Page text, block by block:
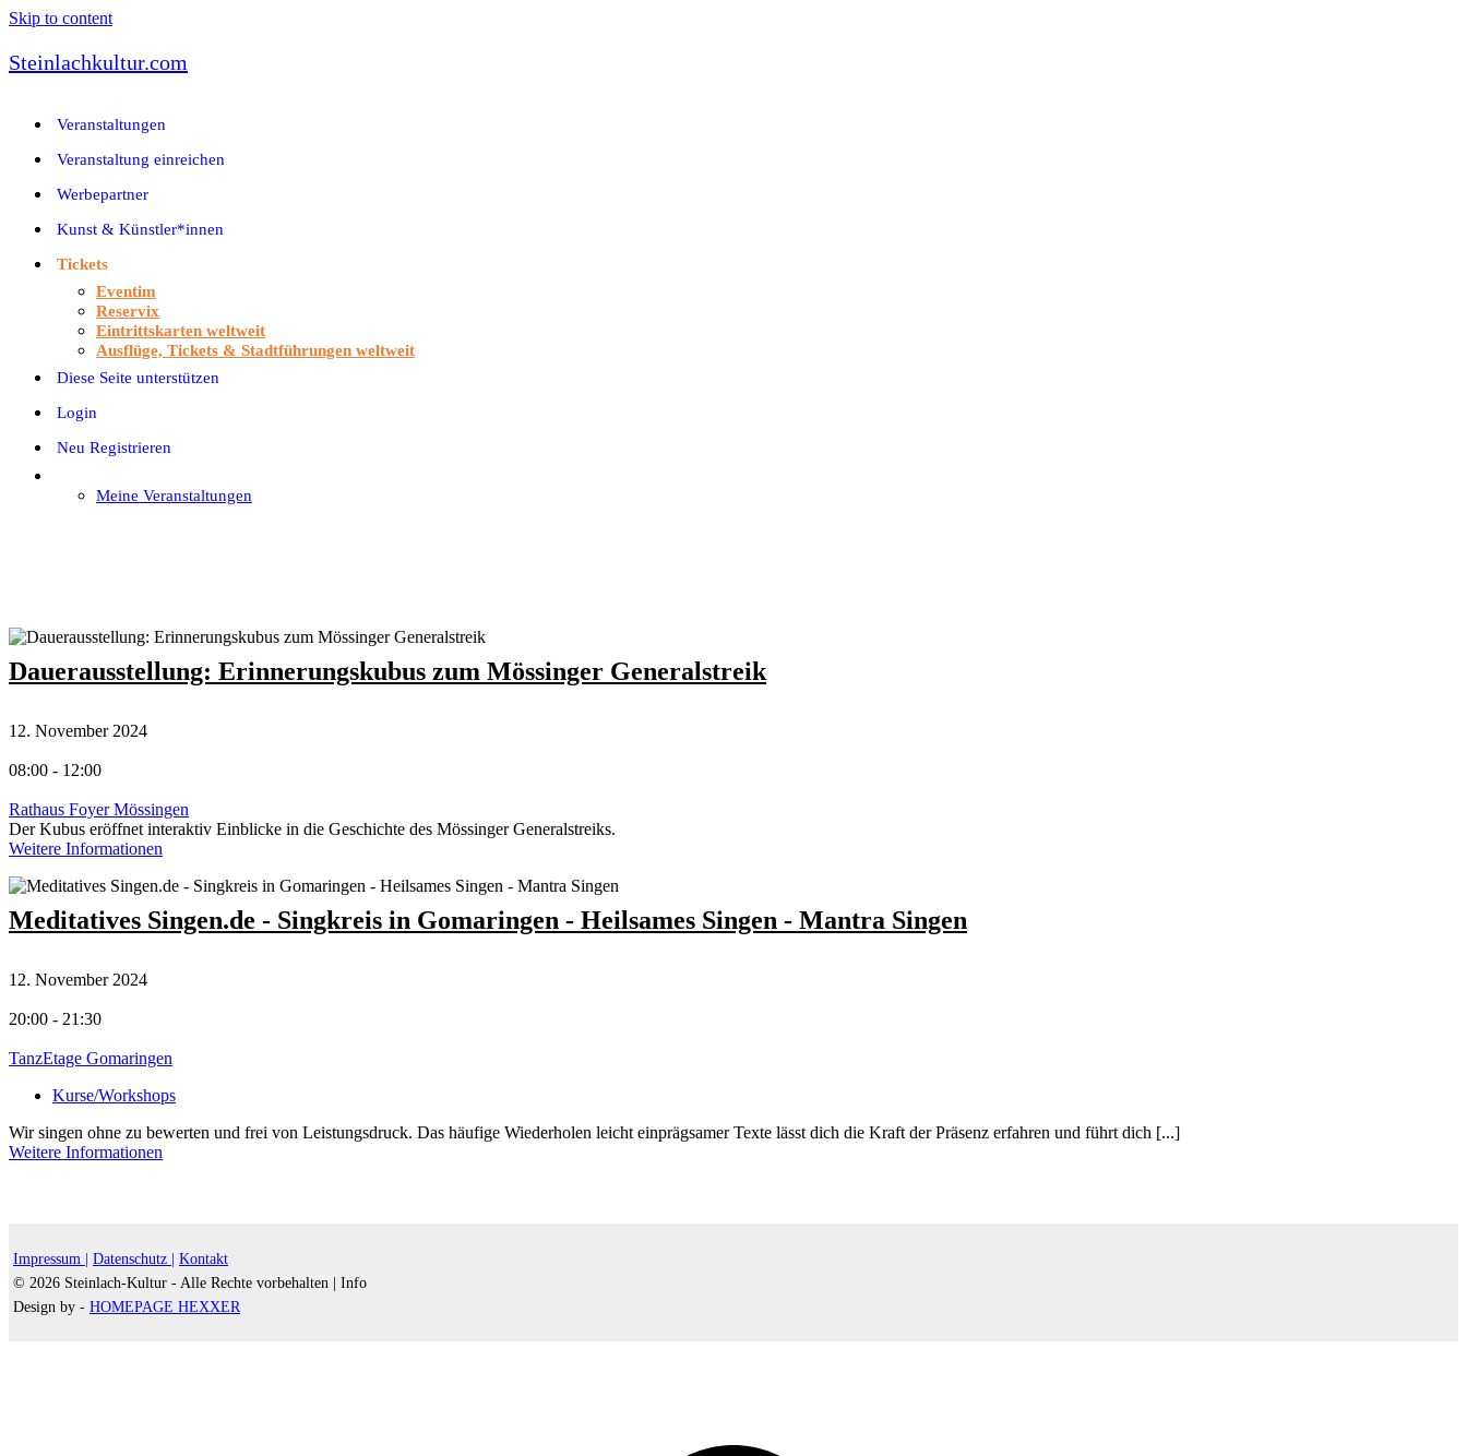
Skip to content
Steinlachkultur.com
Veranstaltungen
Veranstaltung einreichen
Werbepartner
Kunst & Künstler*innen
Tickets
Eventim
Reservix
Eintrittskarten weltweit
Ausflüge, Tickets & Stadtführungen weltweit
Diese Seite unterstützen
Login
Neu Registrieren
Meine Veranstaltungen
Dauerausstellung: Erinnerungskubus zum Mössinger Generalstreik
12. November 2024
08:00 - 12:00
Rathaus Foyer Mössingen
Der Kubus eröffnet interaktiv Einblicke in die Geschichte des Mössinger Generalstreiks.
Weitere Informationen
Meditatives Singen.de - Singkreis in Gomaringen - Heilsames Singen - Mantra Singen
12. November 2024
20:00 - 21:30
TanzEtage Gomaringen
Kurse/Workshops
Wir singen ohne zu bewerten und frei von Leistungsdruck. Das häufige Wiederholen leicht einprägsamer Texte lässt dich die Kraft der Präsenz erfahren und führt dich [...]
Weitere Informationen
Impressum | Datenschutz |
Kontakt
© 2026 Steinlach-Kultur - Alle Rechte vorbehalten |
Info
Design by - HOMEPAGE HEXXER